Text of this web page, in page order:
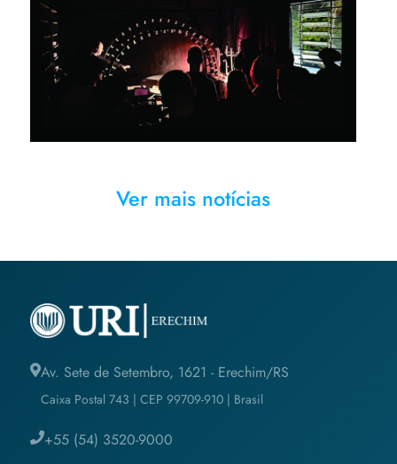
Estudantes também
desenvolveram maquetes de
edificações
Ver mais notícias
Av. Sete de Setembro, 1621 - Erechim/RS
Caixa Postal 743 | CEP 99709-910 | Brasil
+55 (54) 3520-9000